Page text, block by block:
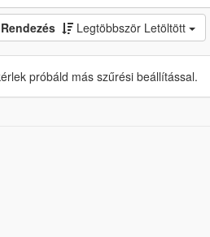
Rendezés Legtöbbször Letöltött
próbáld más szűrési beállítással.